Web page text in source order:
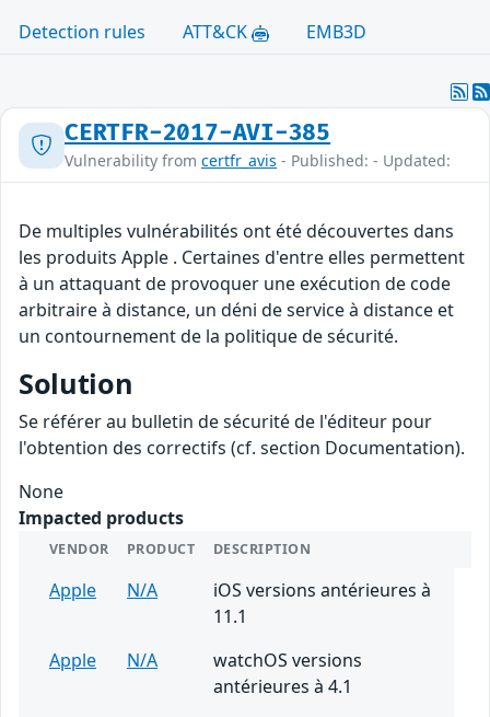
Detection rules
ATT&CK EMB3D
CERTFR-2017-AVI-385
Vulnerability from certfr_avis - Published: - Updated:
De multiples vulnérabilités ont été découvertes dans
les produits Apple . Certaines d'entre elles permettent
à un attaquant de provoquer une exécution de code
arbitraire à distance, un déni de service à distance et
un contournement de la politique de sécurité.
Solution
Se référer au bulletin de sécurité de l'éditeur pour
l'obtention des correctifs (cf. section Documentation).
None
Impacted products
VENDOR PRODUCT DESCRIPTION
Apple N/A
iOS versions antérieures à
11.1
Apple
N/A
watchOS versions
antérieures à 4.1